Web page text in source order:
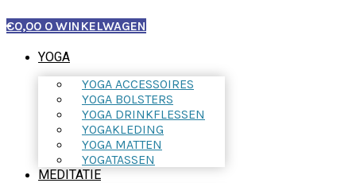
€0,00 0 WINKELWAGEN
YOGA
YOGA ACCESSOIRES
YOGA BOLSTERS
YOGA DRINKFLESSEN
YOGAKLEDING
YOGA MATTEN
YOGATASSEN
MEDITATIE